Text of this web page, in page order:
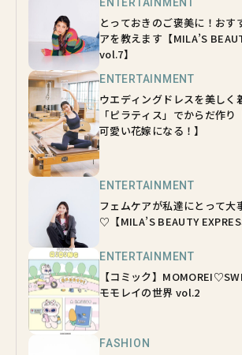
ENTERTAINMENT
とっておきのご褒美に！おす
アを教えます【MILA’S
vol.7】
ENTERTAINMENT
ウエディングドレスを美しく
「ピラティス」でからだ作
可愛い花嫁になる！】
ENTERTAINMENT
フェムケアが私達にとって大
♡【MILA’S BEAUTY
ENTERTAINMENT
【コミック】
モモレイの世界 vol.2
FASHION